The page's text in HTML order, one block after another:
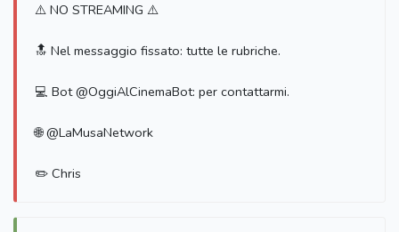
⚠️ NO STREAMING ⚠️
🔝 Nel messaggio fissato: tutte le rubriche.
💻 Bot @OggiAlCinemaBot: per contattarmi.
🌐 @LaMusaNetwork
✏️ Chris